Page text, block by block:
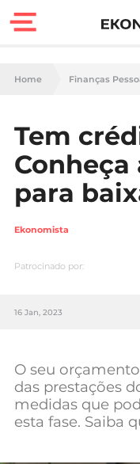
Finanças
Carreira
Casa
Lifestyle
Sociedade
Mundial
Home Finanças
Tem
Conheça
para
Ekonomista
Patrocinado por:
16 Jan, 2023
O seu
das prestações
medidas que
esta fase. Saiba